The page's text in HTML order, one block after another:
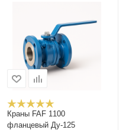
Краны FAF 1100
фланцевый Ду-125